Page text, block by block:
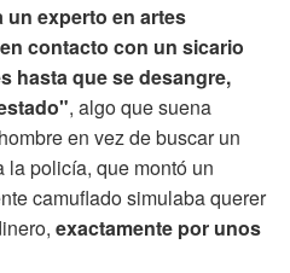
un experto en artes
contacto con un sicario
hasta que se desangre,
, algo que suena
en vez de buscar un
policía, que montó un
camuflado simulaba querer
exactamente por unos